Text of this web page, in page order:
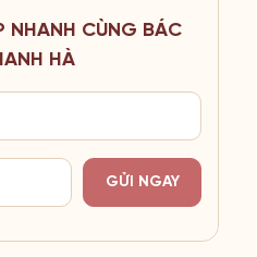
NHANH CÙNG BÁC
HÀ
GỬI NGAY